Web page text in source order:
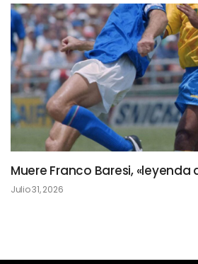
Muere Franco Baresi,
Julio 31, 2026